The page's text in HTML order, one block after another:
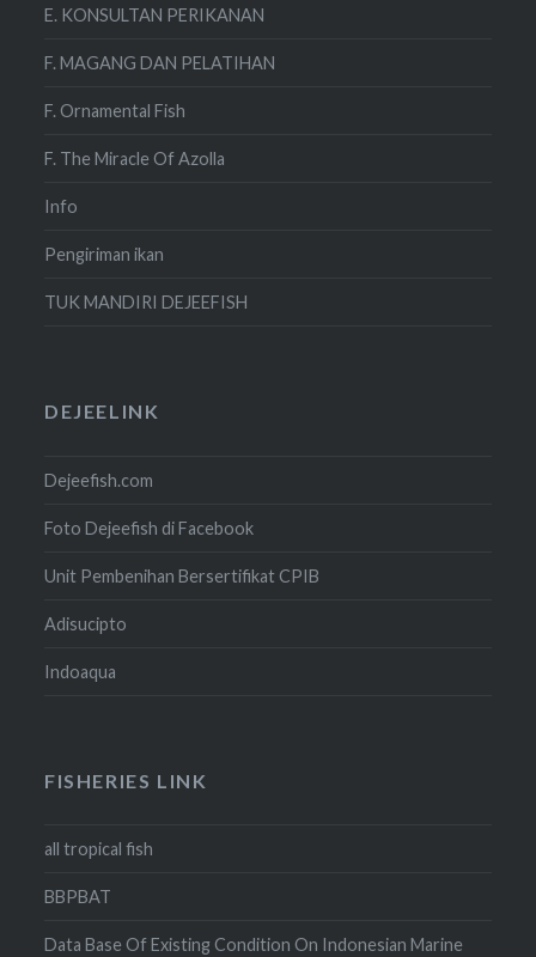
E. KONSULTAN PERIKANAN
F. MAGANG DAN PELATIHAN
F. Ornamental Fish
F. The Miracle Of Azolla
Info
Pengiriman ikan
TUK MANDIRI DEJEEFISH
DEJEELINK
Dejeefish.com
Foto Dejeefish di Facebook
Unit Pembenihan Bersertifikat CPIB
Adisucipto
Indoaqua
FISHERIES LINK
all tropical fish
BBPBAT
Data Base Of Existing Condition On Indonesian Marine